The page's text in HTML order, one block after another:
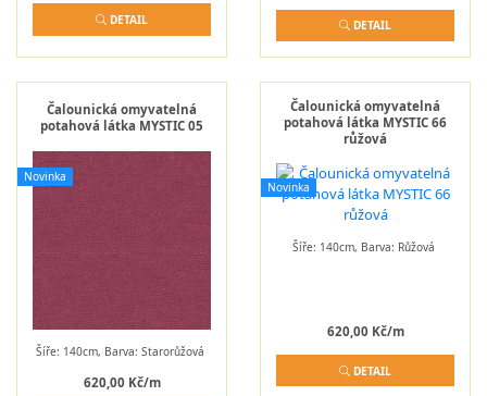
DETAIL DETAIL
Čalounická omyvatelná
potahová látka MYSTIC 05
Novinka
Šíře: 140cm, Barva: Starorůžová
620,00 Kč/m
Čalounická omyvatelná
potahová látka MYSTIC 66
růžová
Novinka
Šíře: 140cm, Barva: Růžová
620,00 Kč/m
DETAIL